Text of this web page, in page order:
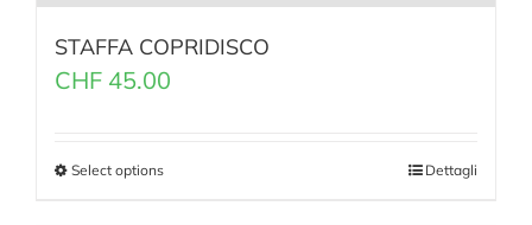
STAFFA COPRIDISCO
CHF 45.00
Select options Dettagli